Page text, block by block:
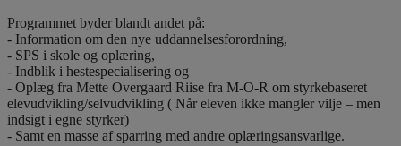
Programmet byder blandt andet på:
- Information om den nye uddannelsesforordning,
- SPS i skole og oplæring,
- Indblik i hestespecialisering og
- Oplæg fra Mette Overgaard Riise fra M-O-R om styrkebaseret
elevudvikling/selvudvikling ( Når eleven ikke mangler vilje – men
indsigt i egne styrker)
- Samt en masse af sparring med andre oplæringsansvarlige.